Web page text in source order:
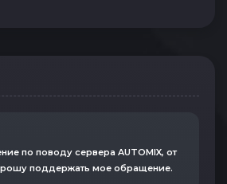
по поводу сервера AUTOMIX, от
прошу поддержать мое обращение.